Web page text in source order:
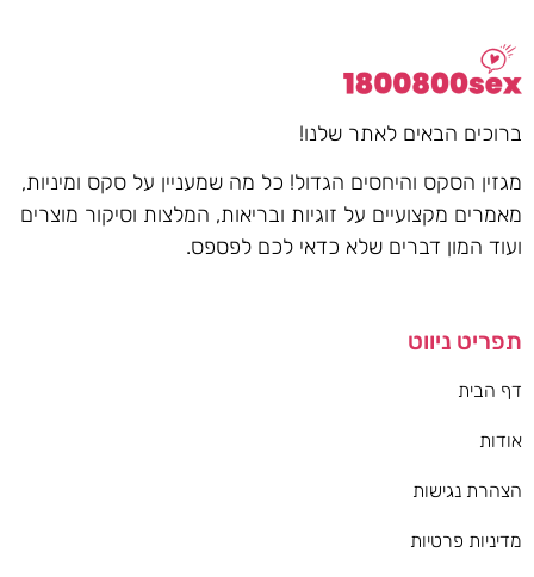
ברוכים הבאים לאתר שלנו!
מגזין הסקס והיחסים הגדול! כל מה שמעניין על סקס ומיניות,
מאמרים מקצועיים על זוגיות ובריאות, המלצות וסיקור מוצרים
ועוד המון דברים שלא כדאי לכם לפספס.
תפריט ניווט
דף הבית
אודות
הצהרת נגישות
מדיניות פרטיות